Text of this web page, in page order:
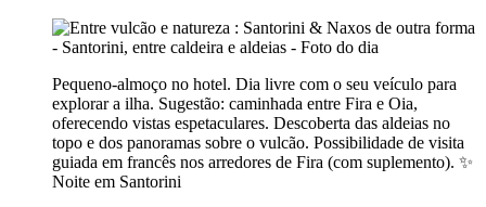
Pequeno-almoço no hotel. Dia livre com o seu veículo para
explorar a ilha. Sugestão: caminhada entre Fira e Oia,
oferecendo vistas espetaculares. Descoberta das aldeias no
topo e dos panoramas sobre o vulcão. Possibilidade de visita
guiada em francês nos arredores de Fira (com suplemento). ✨
Noite em Santorini